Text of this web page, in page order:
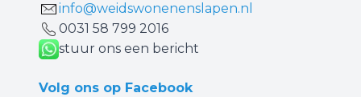
info@weidswonenenslapen.nl
0031 ‪58 799 2016‬
stuur ons een bericht
Volg ons op Facebook